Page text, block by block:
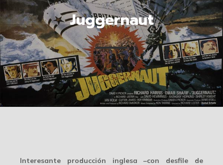
Juggernaut
Interesante producción inglesa –con desfile de